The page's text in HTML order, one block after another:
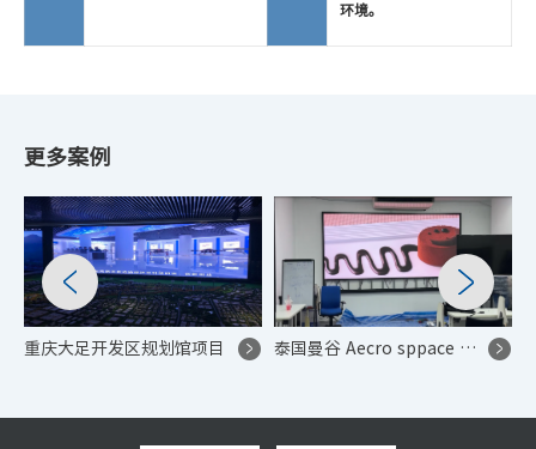
环境。
更多案例
重庆大足开发区规划馆项目 泰国曼谷 Aecro sppace 展厅 P2.5 高端显示系统项目